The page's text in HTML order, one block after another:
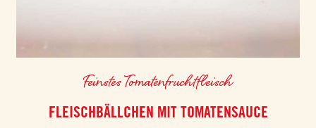
Feinstes Tomatenfruchtfleisch
FLEISCHBÄLLCHEN MIT TOMATENSAUCE